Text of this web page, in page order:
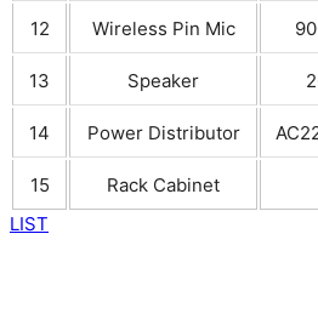
12 Wireless Pin Mic
13 Speaker
14 Power Distributor
15 Rack Cabinet
LIST